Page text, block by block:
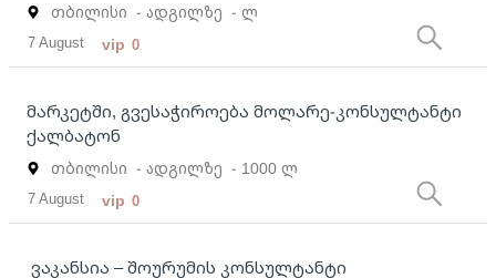
თბილისი - ადგილზე - ლ
7 August vip 0
მარკეტში, გვესაჭიროება მოლარე-კონსულტანტი
ქალბატონ
თბილისი - ადგილზე - 1000 ლ
7 August vip 0
ვაკანსია – შოურუმის კონსულტანტი